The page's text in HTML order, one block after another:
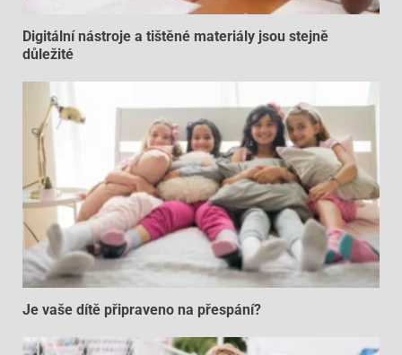
Digitální nástroje a tištěné materiály jsou stejně
důležité
Je vaše dítě připraveno na přespání?